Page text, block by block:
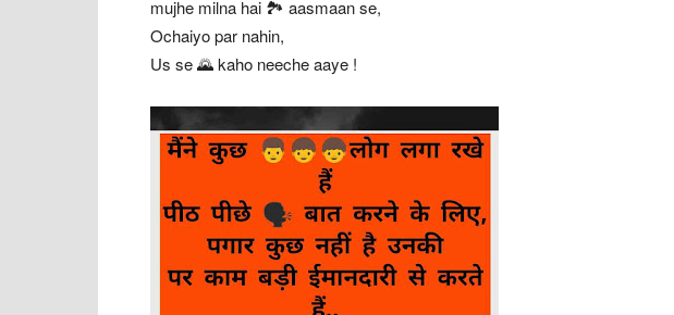
mujhe milna hai 🏞 aasmaan se,
Ochaiyo par nahin,
Us se 🌄 kaho neeche aaye !